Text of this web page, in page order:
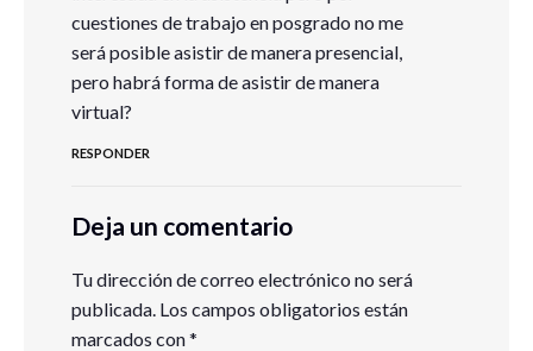
cuestiones de trabajo en posgrado no me
será posible asistir de manera presencial,
pero habrá forma de asistir de manera
virtual?
RESPONDER
Deja un comentario
Tu dirección de correo electrónico no será
publicada. Los campos obligatorios están
marcados con*